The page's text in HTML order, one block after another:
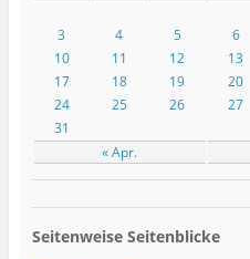
« Apr.
3
4 5 6
10
11 12 13
17
18 19 20
24
25 26 27
31
Seitenweise Seitenblicke